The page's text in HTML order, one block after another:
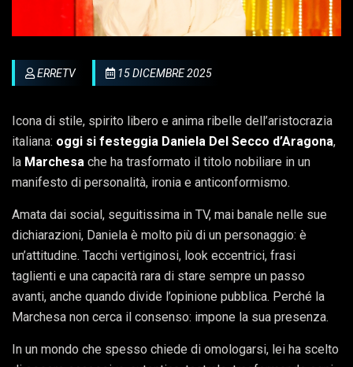
ERRETV 15 DICEMBRE 2025
Icona di stile, spirito libero e anima ribelle dell’aristocrazia
italiana: oggi si festeggia Daniela Del Secco d’Aragona,
la Marchesa che ha trasformato il titolo nobiliare in un
manifesto di personalità, ironia e anticonformismo.
Amata dai social, seguitissima in TV, mai banale nelle sue
dichiarazioni, Daniela è molto più di un personaggio: è
un’attitudine. Tacchi vertiginosi, look eccentrici, frasi
taglienti e una capacità rara di stare sempre un passo
avanti, anche quando divide l’opinione pubblica. Perché la
Marchesa non cerca il consenso: impone la sua presenza.
In un mondo che spesso chiede di omologarsi, lei ha scelto